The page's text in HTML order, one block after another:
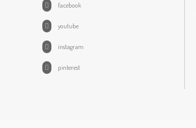
facebook
youtube
instagram
pinterest